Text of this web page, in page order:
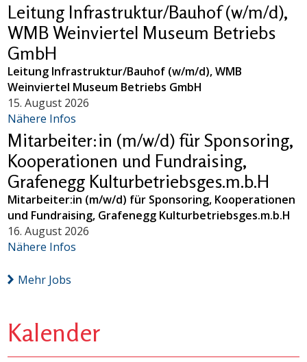
Leitung Infrastruktur/Bauhof (w/m/d),
WMB Weinviertel Museum Betriebs
GmbH
Leitung Infrastruktur/Bauhof (w/m/d), WMB
Weinviertel Museum Betriebs GmbH
15. August 2026
Nähere Infos
Mitarbeiter:in (m/w/d) für Sponsoring,
Kooperationen und Fundraising,
Grafenegg Kulturbetriebsges.m.b.H
Mitarbeiter:in (m/w/d) für Sponsoring, Kooperationen
und Fundraising, Grafenegg Kulturbetriebsges.m.b.H
16. August 2026
Nähere Infos
Mehr Jobs
Kalender